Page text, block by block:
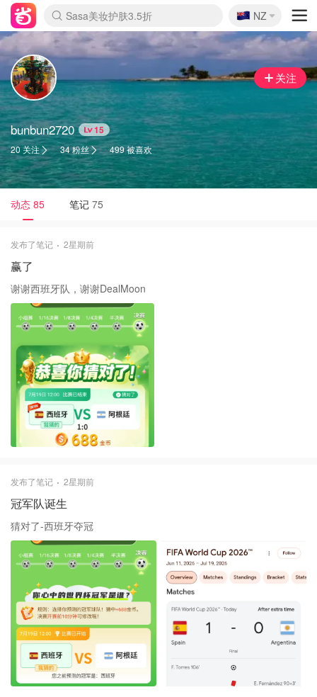
lululemon折扣上新
SSENSE年中3折
FreshBeauty好价汇总
Cettire降价+叠9折
Farfetch折上8折
WWS Coles超市实拍
viagogo二手票捡漏
Myer清仓1折起
The Outnet奢牌1折起
David Jones 3折起
Flannels大牌1折
Perfumes Club护肤1折
AMIRO返校季6.2折
Oweek抽奖送Airpods
Amazon折扣汇总
eToro入金$200送$50
Amazon数码好物
ICONIC本周7.5折
ThedoubleF高奢地板价
Moose Knuckles 6折
丝芙兰5折起
EUFY官网3.7折起
Selenichast首饰2折
Trip机票酒店促销
YSL送5件彩妆礼
Amazon家居好物
BIGBANG巡演开票
David Jones时尚3折
Amazon美妆护肤
雅漾大喷$8
过敏原检测盒$33
伊索独家赠50ml沐浴露
科颜氏清仓3折
SEALIFE海洋馆门票6折
丝塔芙大白罐$16
订阅Newsletter送香薰
Cult Beauty 6.8折
Harrods圣诞日历2.3折
LN-CC奢牌私促3折
d'Alba空姐喷雾$16
EVE LOM套装逆天2折
Bernardelli独家4折
Adore Beauty 6折起
CT圣诞日历
Mytheresa奢品2.7折
Luxury Escapes 9折
Currentbody美容仪9折
卡诗9折+赠4件礼
MOON Garden Live
ALLSAINTS美衣3折
Roborock扫地机3.7折
Tingo Life水杯$24
Valentino官网5折
CR洗发护发6.3折
🇳🇿
NZ
关注
bunbun2720 15
20 关注 34 粉丝 499 被喜欢
动态 85 笔记 75
发布了笔记 2星期前
赢了
谢谢西班牙队，谢谢DealMoon
发布了笔记 2星期前
冠军队诞生
猜对了-西班牙夺冠